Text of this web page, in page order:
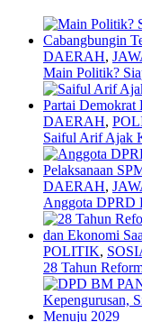
DAERAH,
Main Politik?
DAERAH,
Saiful Arif Ajak
DAERAH,
Anggota DPRD
POLITIK,
28 Tahun